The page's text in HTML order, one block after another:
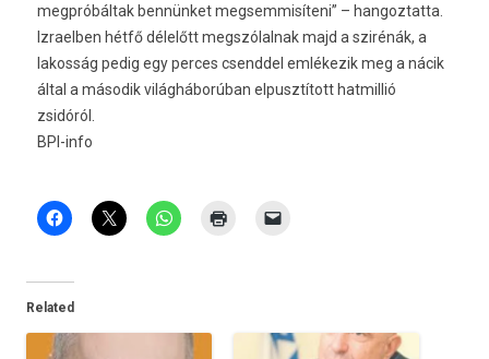
megpróbáltak bennünket megsemmisíteni” – hangoztatta.
Izraelben hétfő délelőtt megszólalnak majd a szirénák, a
lakosság pedig egy perces csenddel emlékezik meg a nácik
által a második világháborúban elpusztított hatmillió
zsidóról.
BPI-info
Related